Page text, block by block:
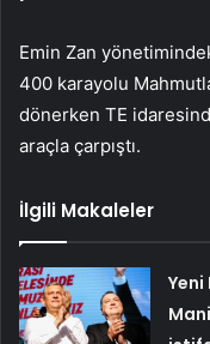
Emin Zan
400 karayolu
dönerken TE
araçla çarpıştı.
İlgili Makaleler